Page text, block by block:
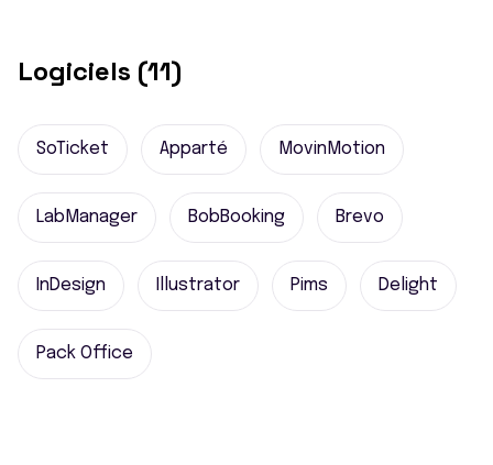
Logiciels (11)
SoTicket Apparté MovinMotion
LabManager BobBooking Brevo
InDesign Illustrator Pims Delight
Pack Office